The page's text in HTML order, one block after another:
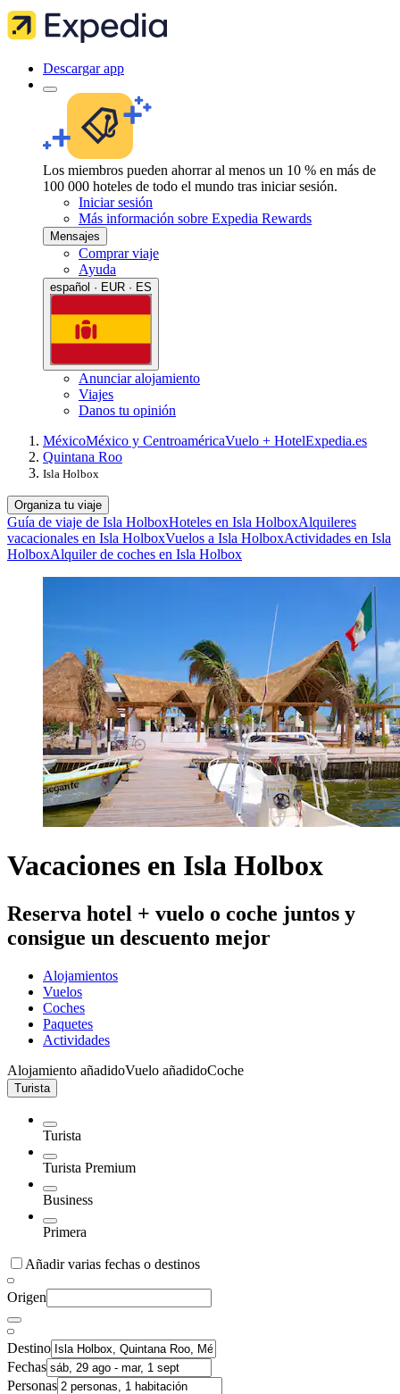
Descargar app
Los miembros pueden ahorrar al menos un 10 % en más de
100 000 hoteles de todo el mundo tras iniciar sesión.
Iniciar sesión
Más información sobre Expedia Rewards
Mensajes
Comprar viaje
Ayuda
español · EUR · ES
Anunciar alojamiento
Viajes
Danos tu opinión
MéxicoMéxico y CentroaméricaVuelo + HotelExpedia.es
Quintana Roo
Isla Holbox
Organiza tu viaje
Guía de viaje de Isla HolboxHoteles en Isla HolboxAlquileres
vacacionales en Isla HolboxVuelos a Isla HolboxActividades en Isla
HolboxAlquiler de coches en Isla Holbox
Vacaciones en Isla Holbox
Reserva hotel + vuelo o coche juntos y
consigue un descuento mejor
Alojamientos
Vuelos
Coches
Paquetes
Actividades
Alojamiento añadidoVuelo añadidoCoche
Turista
Turista
Turista Premium
Business
Primera
Añadir varias fechas o destinos
Origen
Destino
Fechas
Personas